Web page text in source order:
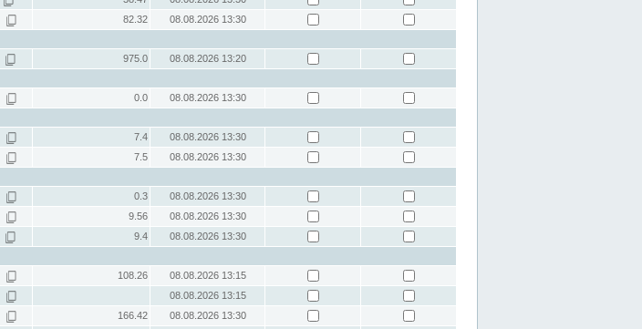
82.32
08.08.2026 13:30
975.0
08.08.2026 13:20
0.0
08.08.2026 13:30
7.4
08.08.2026 13:30
7.5
08.08.2026 13:30
0.3
08.08.2026 13:30
9.56
08.08.2026 13:30
9.4
08.08.2026 13:30
108.26
08.08.2026 13:15
08.08.2026 13:15
166.42
08.08.2026 13:30